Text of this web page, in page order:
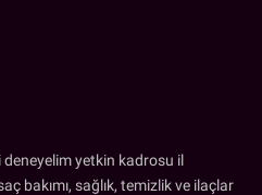
deneyelim yetkin kadrosu il
bakımı, sağlık, temizlik ve ilaçlar